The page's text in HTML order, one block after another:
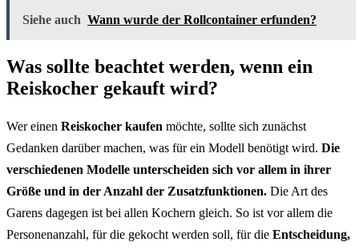
Siehe auch Wann wurde der Rollcontainer erfunden?
Was sollte beachtet werden, wenn ein
Reiskocher gekauft wird?
Wer einen Reiskocher kaufen möchte, sollte sich zunächst
Gedanken darüber machen, was für ein Modell benötigt wird. Die
verschiedenen Modelle unterscheiden sich vor allem in ihrer
Größe und in der Anzahl der Zusatzfunktionen. Die Art des
Garens dagegen ist bei allen Kochern gleich. So ist vor allem die
Personenanzahl, für die gekocht werden soll, für die Entscheidung,